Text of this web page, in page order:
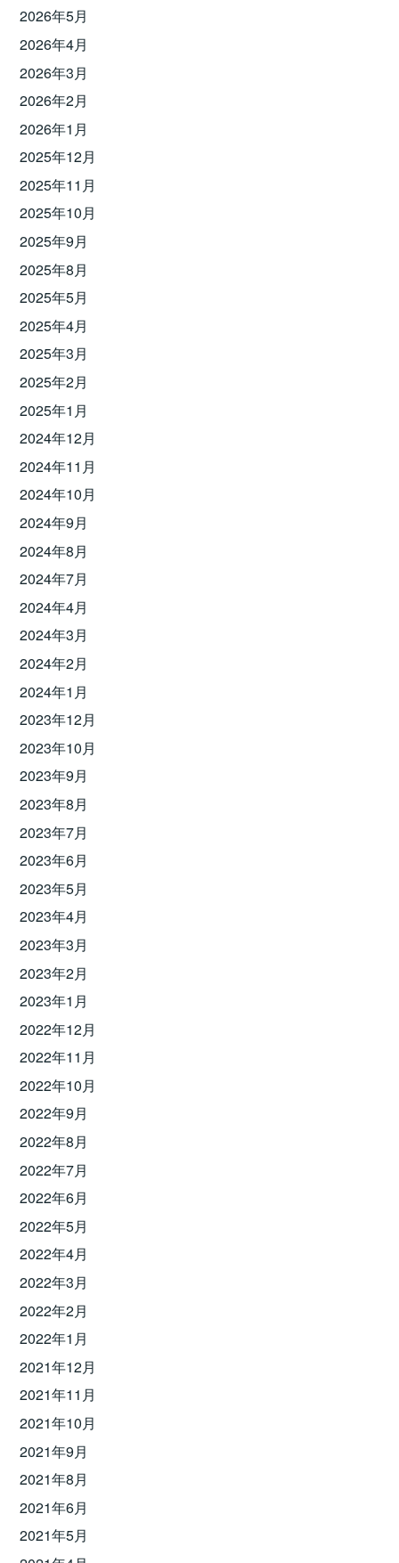
2026年5月
2026年4月
2026年3月
2026年2月
2026年1月
2025年12月
2025年11月
2025年10月
2025年9月
2025年8月
2025年5月
2025年4月
2025年3月
2025年2月
2025年1月
2024年12月
2024年11月
2024年10月
2024年9月
2024年8月
2024年7月
2024年4月
2024年3月
2024年2月
2024年1月
2023年12月
2023年10月
2023年9月
2023年8月
2023年7月
2023年6月
2023年5月
2023年4月
2023年3月
2023年2月
2023年1月
2022年12月
2022年11月
2022年10月
2022年9月
2022年8月
2022年7月
2022年6月
2022年5月
2022年4月
2022年3月
2022年2月
2022年1月
2021年12月
2021年11月
2021年10月
2021年9月
2021年8月
2021年6月
2021年5月